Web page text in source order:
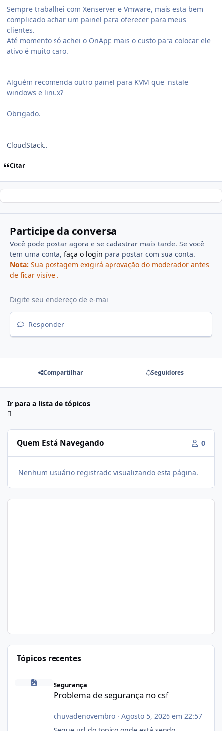
Sempre trabalhei com Xenserver e Vmware, mais esta bem
complicado achar um painel para oferecer para meus
clientes.
Até momento só achei o OnApp mais o custo para colocar ele
ativo é muito caro.
Alguém recomenda outro painel para KVM que instale
windows e linux?
Obrigado.
CloudStack..
Citar
Participe da conversa
Você pode postar agora e se cadastrar mais tarde. Se você
tem uma conta, faça o login para postar com sua conta.
Nota: Sua postagem exigirá aprovação do moderador antes
de ficar visível.
Responder
Compartilhar Seguidores
Ir para a lista de tópicos
Quem Está Navegando 0
Nenhum usuário registrado visualizando esta página.
Tópicos recentes
Problema de segurança no csf
Segurança
Problema de segurança no csf
chuvadenovembro· Agosto 5, 2026 em 22:57